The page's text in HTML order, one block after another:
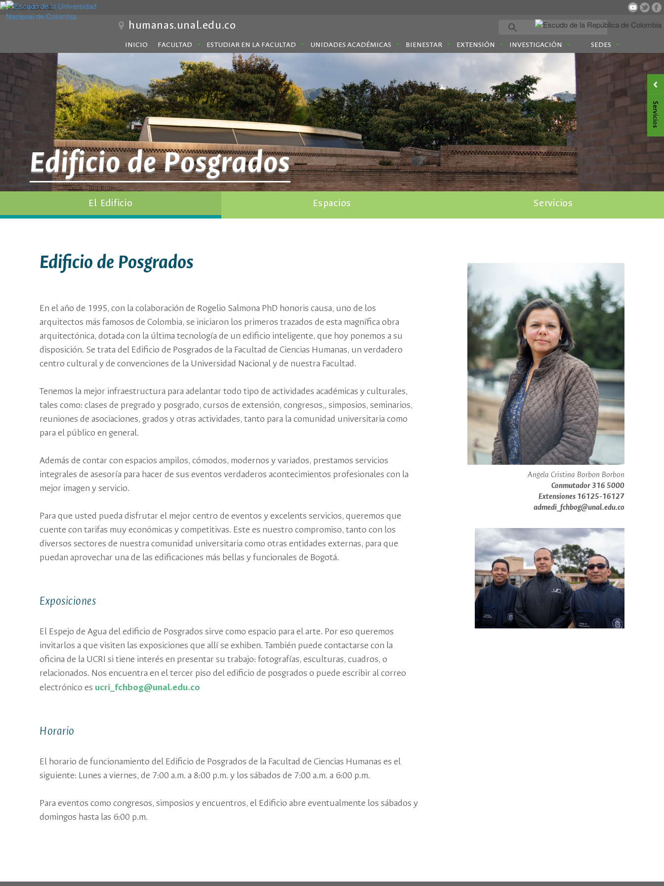
humanas.unal.edu.co
INICIO FACULTAD ESTUDIAR EN LA FACULTAD UNIDADES ACADÉMICAS BIENESTAR EXTENSIÓN INVESTIGACIÓN SEDES
Edificio de Posgrados
El Edificio Espacios Servicios
Edificio de Posgrados
En el año de 1995, con la colaboración de Rogelio Salmona PhD honoris causa, uno de los
arquitectos más famosos de Colombia, se iniciaron los primeros trazados de esta magnífica obra
arquitectónica, dotada con la última tecnología de un edificio inteligente, que hoy ponemos a su
disposición. Se trata del Edificio de Posgrados de la Facultad de Ciencias Humanas, un verdadero
centro cultural y de convenciones de la Universidad Nacional y de nuestra Facultad.
Tenemos la mejor infraestructura para adelantar todo tipo de actividades académicas y culturales,
tales como: clases de pregrado y posgrado, cursos de extensión, congresos,, simposios, seminarios,
reuniones de asociaciones, grados y otras actividades, tanto para la comunidad universitaria como
para el público en general.
Además de contar con espacios ampilos, cómodos, modernos y variados, prestamos servicios
integrales de asesoría para hacer de sus eventos verdaderos acontecimientos profesionales con la
mejor imagen y servicio.
Para que usted pueda disfrutar el mejor centro de eventos y excelents servicios, queremos que
cuente con tarifas muy económicas y competitivas. Este es nuestro compromiso, tanto con los
diversos sectores de nuestra comunidad universitaria como otras entidades externas, para que
puedan aprovechar una de las edificaciones más bellas y funcionales de Bogotá.
Exposiciones
El Espejo de Agua del edificio de Posgrados sirve como espacio para el arte. Por eso queremos
invitarlos a que visiten las exposiciones que allí se exhiben. También puede contactarse con la
oficina de la UCRI si tiene interés en presentar su trabajo: fotografías, esculturas, cuadros, o
relacionados. Nos encuentra en el tercer piso del edificio de posgrados o puede escribir al correo
electrónico es ucri_fchbog@unal.edu.co
Horario
El horario de funcionamiento del Edificio de Posgrados de la Facultad de Ciencias Humanas es el
siguiente: Lunes a viernes, de 7:00 a.m. a 8:00 p.m. y los sábados de 7:00 a.m. a 6:00 p.m.
Para eventos como congresos, simposios y encuentros, el Edificio abre eventualmente los sábados y
domingos hasta las 6:00 p.m.
Angela Cristina Borbon Borbon
Conmutador 316 5000
Extensiones 16125-16127
admedi_fchbog@unal.edu.co